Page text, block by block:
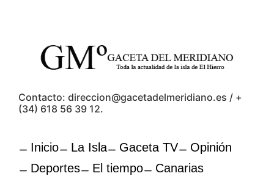
Contacto: direccion@gacetadelmeridiano.es / +
(34) 618 56 39 12.
Inicio La Isla Gaceta TV
Opinión
Deportes
El tiempo
Canarias